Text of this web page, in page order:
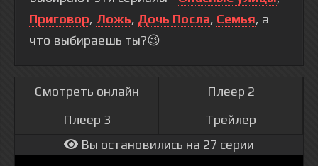
Приговор, Ложь, Дочь Посла, Семья, а
что выбираешь ты?😉
Смотреть онлайн
Плеер 2
Плеер 3
Трейлер
Вы остановились на 27 серии